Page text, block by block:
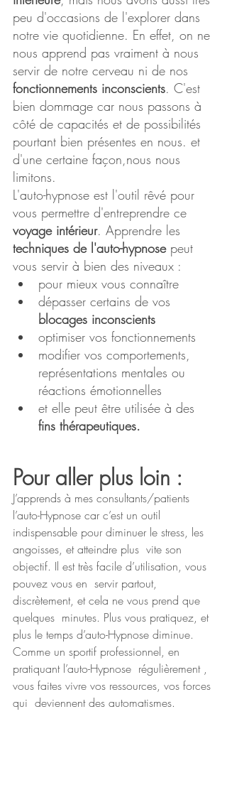
peu d'occasions de l'explorer dans
notre vie quotidienne. En effet, on ne
nous apprend pas vraiment à nous
servir de notre cerveau ni de nos
fonctionnements inconscients. C'est
bien dommage car nous passons à
côté de capacités et de possibilités
pourtant bien présentes en nous. et
d'une certaine façon,nous nous
limitons.
L'auto-hypnose est l'outil rêvé pour
vous permettre d'entreprendre ce
voyage intérieur. Apprendre les
techniques de l'auto-hypnose peut
vous servir à bien des niveaux :
pour mieux vous connaître
dépasser certains de vos
blocages inconscients
optimiser vos fonctionnements
modifier vos comportements,
représentations mentales ou
réactions émotionnelles
et elle peut être utilisée à des
fins thérapeutiques.
Pour aller plus loin :
J’apprends à mes consultants/patients
l’auto-Hypnose car c’est un outil
indispensable pour diminuer le stress, les
angoisses, et atteindre plus  vite son
objectif. Il est très facile d’utilisation, vous
pouvez vous en  servir partout,
discrètement, et cela ne vous prend que
quelques  minutes. Plus vous pratiquez, et
plus le temps d’auto-Hypnose diminue.
Comme un sportif professionnel, en
pratiquant l’auto-Hypnose  régulièrement ,
vous faites vivre vos ressources, vos forces
qui  deviennent des automatismes.